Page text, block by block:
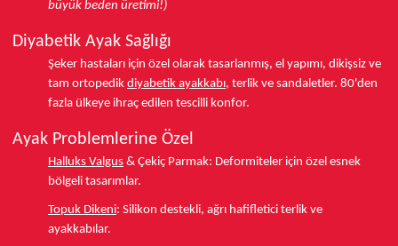
büyük beden üretimi!)
Diyabetik Ayak Sağlığı
Şeker hastaları için özel olarak tasarlanmış, el yapımı, dikişsiz ve
tam ortopedik diyabetik ayakkabı, terlik ve sandaletler. 80'den
fazla ülkeye ihraç edilen tescilli konfor.
Ayak Problemlerine Özel
Halluks Valgus & Çekiç Parmak: Deformiteler için özel esnek
bölgeli tasarımlar.
Topuk Dikeni: Silikon destekli, ağrı hafifletici terlik ve
ayakkabılar.